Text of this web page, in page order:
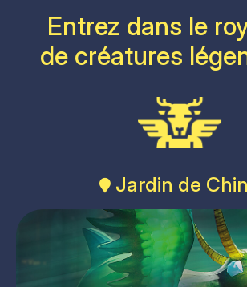
Entrez dans le
de créatures
Jardin de